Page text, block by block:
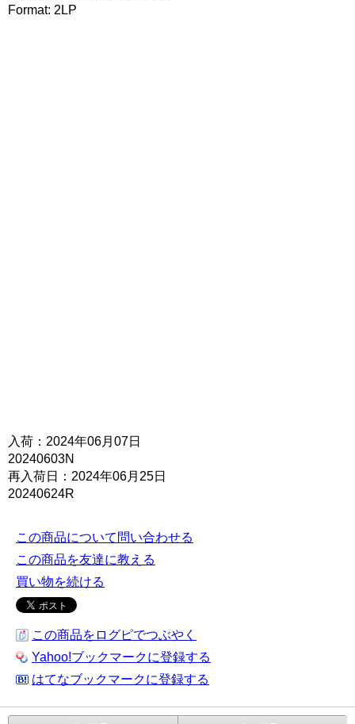
Format: 2LP
入荷：2024年06月07日
20240603N
再入荷日：2024年06月25日
20240624R
この商品について問い合わせる
この商品を友達に教える
買い物を続ける
この商品をログピでつぶやく
Yahoo!ブックマークに登録する
はてなブックマークに登録する